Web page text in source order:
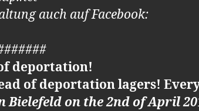
auch auf Facebook:
deportation!
of deportation lagers!
on the 2nd of April